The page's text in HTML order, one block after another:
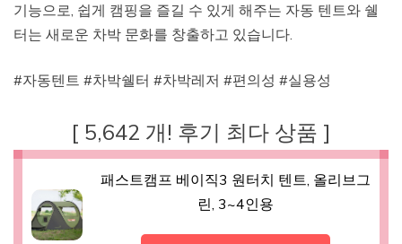
기능으로, 쉽게 캠핑을 즐길 수 있게 해주는 자동 텐트와 쉘
터는 새로운 차박 문화를 창출하고 있습니다.
#자동텐트 #차박쉘터 #차박레저 #편의성 #실용성
[ 5,642 개! 후기 최다 상품 ]
패스트캠프 베이직3 원터치 텐트, 올리브그
린, 3~4인용